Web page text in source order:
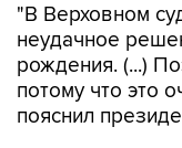
"В Верховном
неудачное
рождения. (...)
потому что это
пояснил